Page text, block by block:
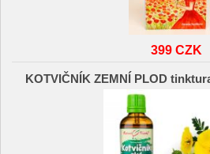
399 CZK
KOTVIČNÍK ZEMNÍ PLOD